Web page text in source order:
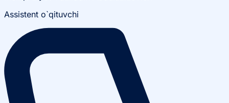
Assistent o`qituvchi